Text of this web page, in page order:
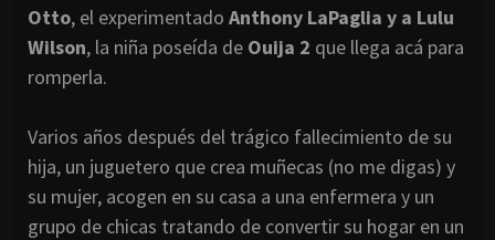
Otto, el experimentado Anthony LaPaglia y a Lulu
Wilson, la niña poseída de Ouija 2 que llega acá para
romperla.
Varios años después del trágico fallecimiento de su
hija, un juguetero que crea muñecas (no me digas) y
su mujer, acogen en su casa a una enfermera y un
grupo de chicas tratando de convertir su hogar en un